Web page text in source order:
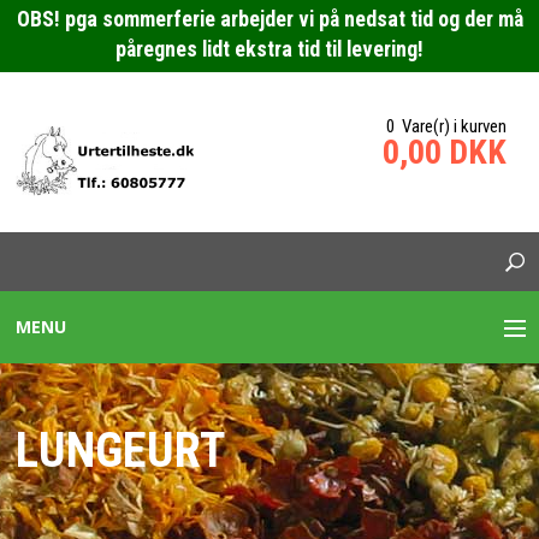
OBS! pga sommerferie arbejder vi på nedsat tid og der må
påregnes lidt ekstra tid til levering!
0 Vare(r) i kurven
0,00 DKK
MENU
URTEBLANDINGER HESTE
SPECIALBLANDING HEST
LUNGEURT